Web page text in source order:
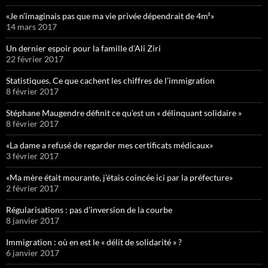
«Je n’imaginais pas que ma vie privée dépendrait de 4m²»
14 mars 2017
Un dernier espoir pour la famille d’Ali Ziri
22 février 2017
Statistiques. Ce que cachent les chiffres de l’immigration
8 février 2017
Stéphane Maugendre définit ce qu’est un « délinquant solidaire »
8 février 2017
«La dame a refusé de regarder mes certificats médicaux»
3 février 2017
«Ma mère était mourante, j’étais coincée ici par la préfecture»
2 février 2017
Régularisations : pas d’inversion de la courbe
8 janvier 2017
Immigration : où en est le « délit de solidarité » ?
6 janvier 2017